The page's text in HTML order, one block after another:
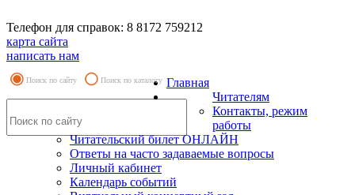
Телефон для справок: 8 8172 759212
карта сайта
написать нам
Поиск по сайту Поиск по каталогу Главная
Читателям
Контакты, режим
работы
Читательский билет ОНЛАЙН
Ответы на часто задаваемые вопросы
Личный кабинет
Календарь событий